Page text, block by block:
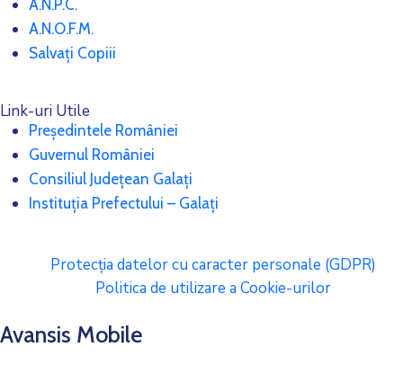
A.N.P.C.
A.N.O.F.M.
Salvați Copiii
Link-uri Utile
Președintele României
Guvernul României
Consiliul Județean Galați
Instituția Prefectului – Galați
Protecția datelor cu caracter personale (GDPR)
Politica de utilizare a Cookie-urilor
Avansis Mobile